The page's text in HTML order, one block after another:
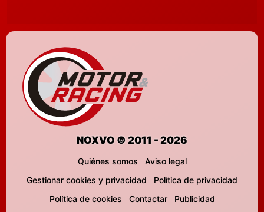
NOXVO © 2011 - 2026
Quiénes somos
Aviso legal
Gestionar cookies y privacidad
Política de privacidad
Política de cookies
Contactar
Publicidad